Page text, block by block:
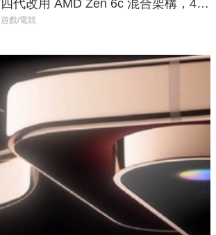
四代改用 AMD Zen 6c 混合架構，4K
120fps 與全光追時代來臨
遊戲/電競